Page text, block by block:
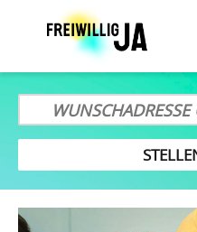
Hauptnavigation